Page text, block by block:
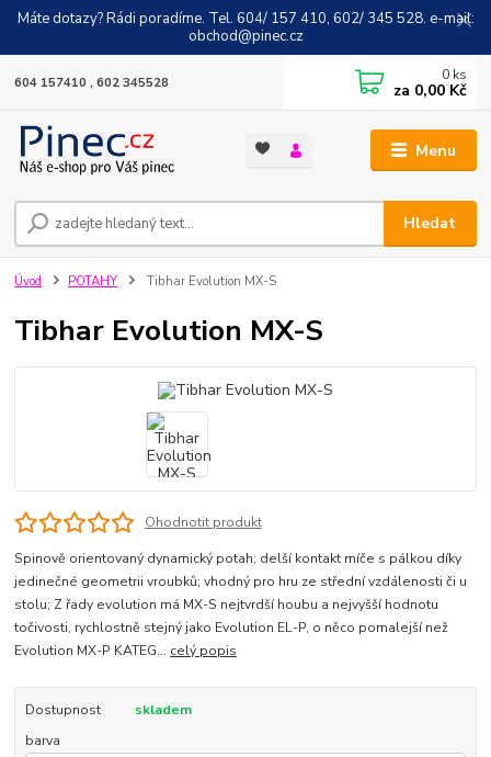
Máte dotazy? Rádi poradíme. Tel. 604/ 157 410, 602/ 345 528. e-mail:
obchod@pinec.cz
Menu
Hledat
604 157410 , 602 345528 0 ks
za 0,00 Kč
Úvod POTAHY Tibhar Evolution MX-S
Tibhar Evolution MX-S
Ohodnotit produkt
Spinově orientovaný dynamický potah; delší kontakt míče s pálkou díky
jedinečné geometrii vroubků; vhodný pro hru ze střední vzdálenosti či u
stolu; Z řady evolution má MX-S nejtvrdší houbu a nejvyšší hodnotu
točivosti, rychlostně stejný jako Evolution EL-P, o něco pomalejší než
Evolution MX-P KATEG... celý popis
Dostupnost
skladem
barva